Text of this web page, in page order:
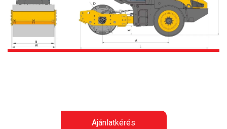
Ajánlatkérés